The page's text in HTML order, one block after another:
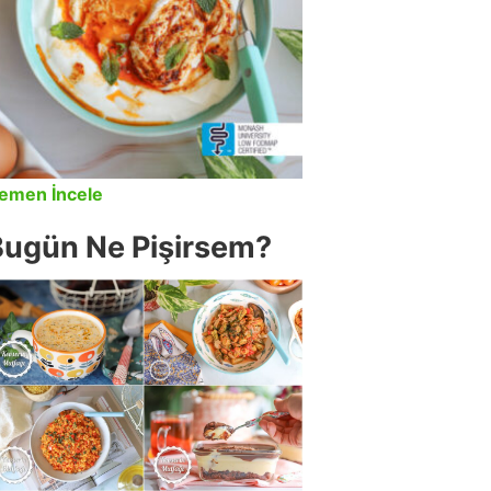
İncele
Ne Pişirsem?